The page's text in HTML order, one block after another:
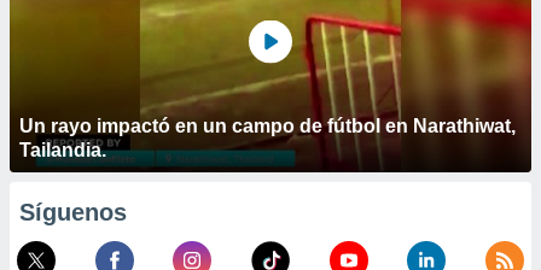
Un rayo impactó en un campo de fútbol en Narathiwat,
Tailandia.
Síguenos